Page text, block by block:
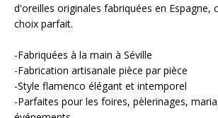
d'oreilles originales fabriquées en Espagne,
choix parfait.
-Fabriquées à la main à Séville
-Fabrication artisanale pièce par pièce
-Style flamenco élégant et intemporel
-Parfaites pour les foires, pèlerinages,